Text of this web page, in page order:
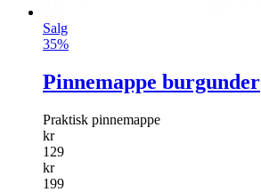
Salg
35%
Pinnemappe burgunder
Praktisk pinnemappe
kr
129
kr
199